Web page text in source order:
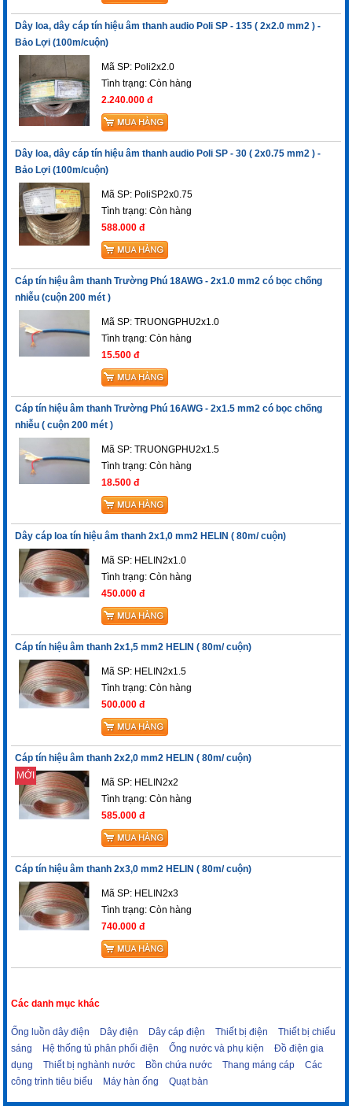
Dây loa, dây cáp tín hiệu âm thanh audio Poli SP - 135 ( 2x2.0 mm2 ) -
Bảo Lợi (100m/cuộn)
Mã SP: Poli2x2.0
Tình trạng:Còn hàng
2.240.000 đ
Dây loa, dây cáp tín hiệu âm thanh audio Poli SP - 30 ( 2x0.75 mm2 ) -
Bảo Lợi (100m/cuộn)
Mã SP: PoliSP2x0.75
Tình trạng:Còn hàng
588.000 đ
Cáp tín hiệu âm thanh Trường Phú 18AWG - 2x1.0 mm2 có bọc chống
nhiễu (cuộn 200 mét )
Mã SP: TRUONGPHU2x1.0
Tình trạng:Còn hàng
15.500 đ
Cáp tín hiệu âm thanh Trường Phú 16AWG - 2x1.5 mm2 có bọc chống
nhiễu ( cuộn 200 mét )
Mã SP: TRUONGPHU2x1.5
Tình trạng:Còn hàng
18.500 đ
Dây cáp loa tín hiệu âm thanh 2x1,0 mm2 HELIN ( 80m/ cuộn)
Mã SP: HELIN2x1.0
Tình trạng:Còn hàng
450.000 đ
Cáp tín hiệu âm thanh 2x1,5 mm2 HELIN ( 80m/ cuộn)
Mã SP: HELIN2x1.5
Tình trạng:Còn hàng
500.000 đ
Cáp tín hiệu âm thanh 2x2,0 mm2 HELIN ( 80m/ cuộn)
MỚI
Mã SP: HELIN2x2
Tình trạng:Còn hàng
585.000 đ
Cáp tín hiệu âm thanh 2x3,0 mm2 HELIN ( 80m/ cuộn)
Mã SP: HELIN2x3
Tình trạng:Còn hàng
740.000 đ
Các danh mục khác
Ống luồn dây điện Dây điện Dây cáp điện Thiết bị điện
Thiết bị chiếu
sáng
Hệ thống tủ phân phối điện Ống nước và phụ kiện
Đồ điện gia
dụng
Thiết bị nghành nước Bồn chứa nước Thang máng cáp
Các
công trình tiêu biểu
Máy hàn ống Quạt bàn